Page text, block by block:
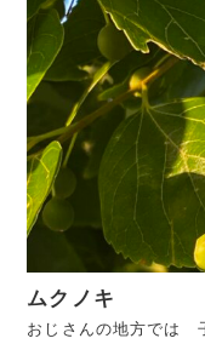
ムクノキ
おじさんの地方では